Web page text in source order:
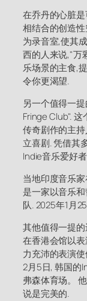
在乔丹的心脏
相结合的创造
为录音室,使其
西的人来说,"万
乐场景的主食,
令你更渴望.
另一个值得一
Fringe Club".
传奇剧作的主
立喜剧. 凭借其
Indie音乐爱好
当地印度音乐
是一家以音乐
队. 2025年1月
其他值得一提
在香港会馆以
力充沛的表演
2月5日, 韩国的
弗森体育场。
说是完美的.